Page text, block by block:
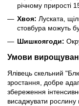
річному прирості
Хвоя: Луската,
стовбура можуть
Шишкоягоди:
Умови
Ялівець скельний
зростання, добре
збереження
висаджувати рослину